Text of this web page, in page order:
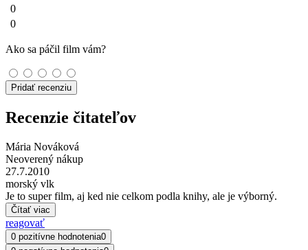
0
0
Ako sa páčil film vám?
Pridať recenziu
Recenzie čitateľov
Mária Nováková
Neoverený nákup
27.7.2010
morský vlk
Je to super film, aj ked nie celkom podla knihy, ale je výborný.
Čítať viac
reagovať
0 pozitívne hodnotenia0